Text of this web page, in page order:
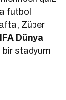
futbol
Züber
Dünya
bir stadyum